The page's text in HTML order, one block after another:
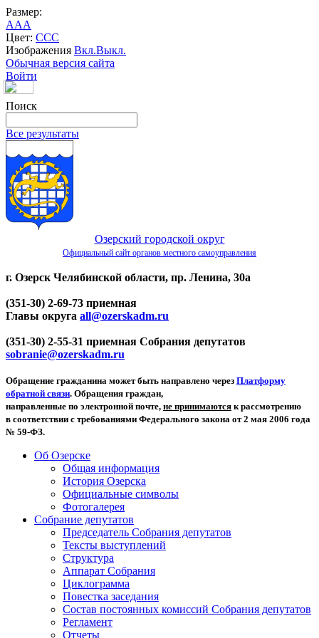
Размер:
AAA
Цвет: CCC
Изображения Вкл.Выкл.
Обычная версия сайта
Войти
Поиск
Все результаты
Озерский городской округ
Официальный сайт органов местного самоуправления
г. Озерск Челябинской области, пр. Ленина, 30а
(351-30) 2-69-73 приемная
Главы округа all@ozerskadm.ru
(351-30) 2-55-31 приемная Собрания депутатов
sobranie@ozerskadm.ru
Обращение гражданина может быть направлено через Платформу
обратной связи. Обращения граждан,
направленные по электронной почте, не принимаются к рассмотрению
в соответствии с требованиями Федерального закона от 2 мая 2006 года
№ 59-ФЗ.
Об Озерске
Общая информация
История Озерска
Официальные символы
Фотогалерея
Собрание депутатов
Председатель Собрания депутатов
Тексты выступлений
Структура
Аппарат Собрания
Циклограмма
Повестка заседания
Состав постоянных комиссий Собрания депутатов
Регламент
Отчеты